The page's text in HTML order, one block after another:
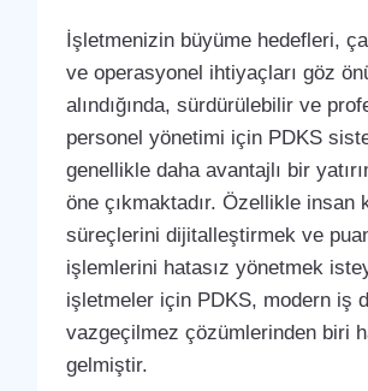
İşletmenizin büyüme hedefleri,
ve operasyonel ihtiyaçları göz
alındığında, sürdürülebilir ve
personel yönetimi için PDKS
genellikle daha avantajlı bir
öne çıkmaktadır. Özellikle insan
süreçlerini dijitalleştirmek ve
işlemlerini hatasız yönetmek
işletmeler için PDKS, modern iş
vazgeçilmez çözümlerinden biri
gelmiştir.